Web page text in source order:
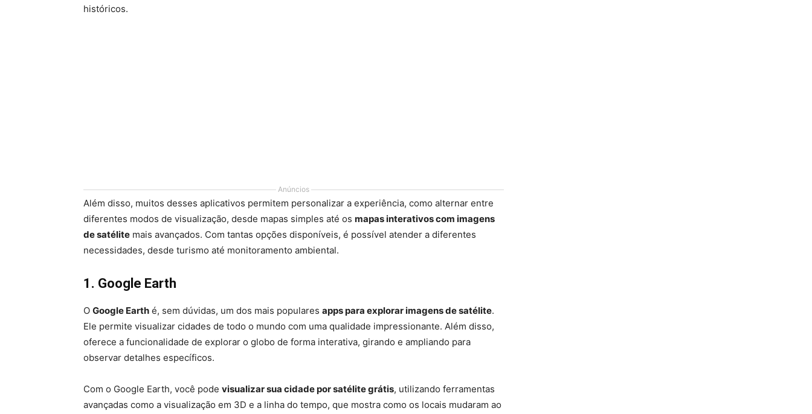
históricos.
Anúncios
Além disso, muitos desses aplicativos permitem personalizar a experiência, como alternar entre
diferentes modos de visualização, desde mapas simples até os mapas interativos com imagens
de satélite mais avançados. Com tantas opções disponíveis, é possível atender a diferentes
necessidades, desde turismo até monitoramento ambiental.
1. Google Earth
O Google Earth é, sem dúvidas, um dos mais populares apps para explorar imagens de satélite.
Ele permite visualizar cidades de todo o mundo com uma qualidade impressionante. Além disso,
oferece a funcionalidade de explorar o globo de forma interativa, girando e ampliando para
observar detalhes específicos.
Com o Google Earth, você pode visualizar sua cidade por satélite grátis, utilizando ferramentas
avançadas como a visualização em 3D e a linha do tempo, que mostra como os locais mudaram ao